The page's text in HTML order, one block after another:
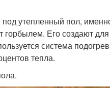
утепленный пол,
Его создают
система
тепла.